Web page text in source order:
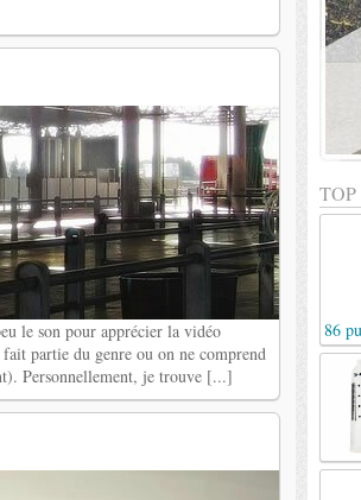
le son pour apprécier la vidéo
partie du genre ou on ne comprend
Personnellement, je trouve [...]
86